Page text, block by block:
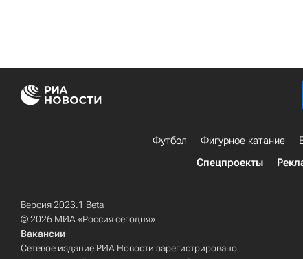
Футбол Фигурное катание
Спецпроекты
Версия 2023.1 Beta
© 2026 МИА «Россия сегодня»
Вакансии
Сетевое издание РИА Новости зарегистрировано